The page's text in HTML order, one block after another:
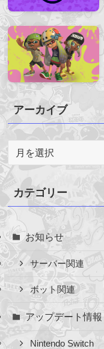
アーカイブ
ア
ー
カ
イ
ブ
カテゴリー
お知らせ
サーバー関連
ボット関連
アップデート情報
Nintendo Switch